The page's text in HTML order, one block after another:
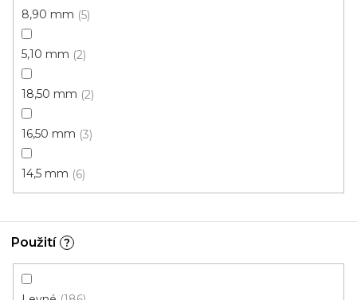
8,90 mm 5
5,10 mm 2
18,50 mm 2
16,50 mm 3
14,5 mm 6
Použití ?
Metrážový koberec CASTOR 63